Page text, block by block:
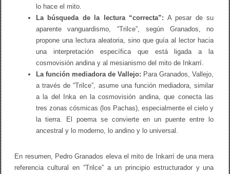
lo hace el mito.
La búsqueda de la lectura “correcta”: A pesar de su
aparente vanguardismo, “Trilce”, según Granados, no
propone una lectura aleatoria, sino que guía al lector hacia
una interpretación específica que está ligada a la
cosmovisión andina y al mesianismo del mito de Inkarrí.
La función mediadora de Vallejo: Para Granados, Vallejo,
a través de “Trilce”, asume una función mediadora, similar
a la del Inka en la cosmovisión andina, que conecta las
tres zonas cósmicas (los Pachas), especialmente el cielo y
la tierra. El poema se convierte en un puente entre lo
ancestral y lo moderno, lo andino y lo universal.
En resumen, Pedro Granados eleva el mito de Inkarrí de una mera
referencia cultural en “Trilce” a un principio estructurador y una